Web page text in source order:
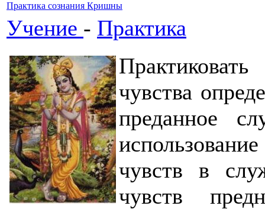
Практика сознания Кришны
Учение - Практика
чувства
преданное
чувств в
чувств